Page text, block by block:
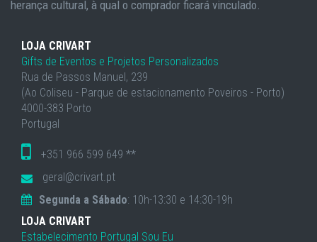
herança cultural, à qual o comprador ficará vinculado.
LOJA CRIVART
Gifts de Eventos e Projetos Personalizados
Rua de Passos Manuel, 239
(Ao Coliseu - Parque de estacionamento Poveiros - Porto)
4000-383 Porto
Portugal
+351 966 599 649 **
geral@crivart.pt
Segunda a Sábado: 10h-13:30 e 14:30-19h
LOJA CRIVART
Estabelecimento Portugal Sou Eu